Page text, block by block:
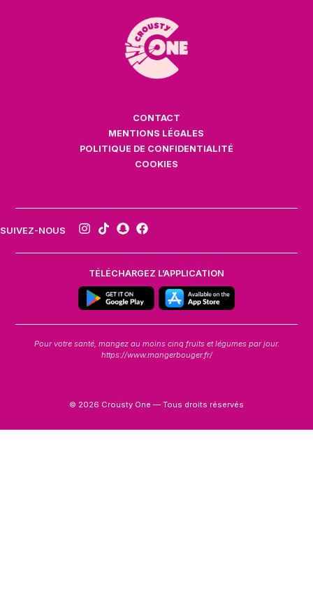
CONTACT
MENTIONS LÉGALES
POLITIQUE DE CONFIDENTIALITÉ
COOKIES
SUIVEZ-NOUS
TÉLÉCHARGEZ L’APPLICATION
Pour votre santé, mangez au moins cinq fruits et légumes par jour.
https://www.mangerbouger.fr/
© 2026 Crousty One — Tous droits réservés